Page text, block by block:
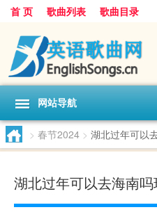
首 页 歌曲列表 歌曲目录
网站导航
> 春节2024 > 湖北过年可以
湖北过年可以去海南吗